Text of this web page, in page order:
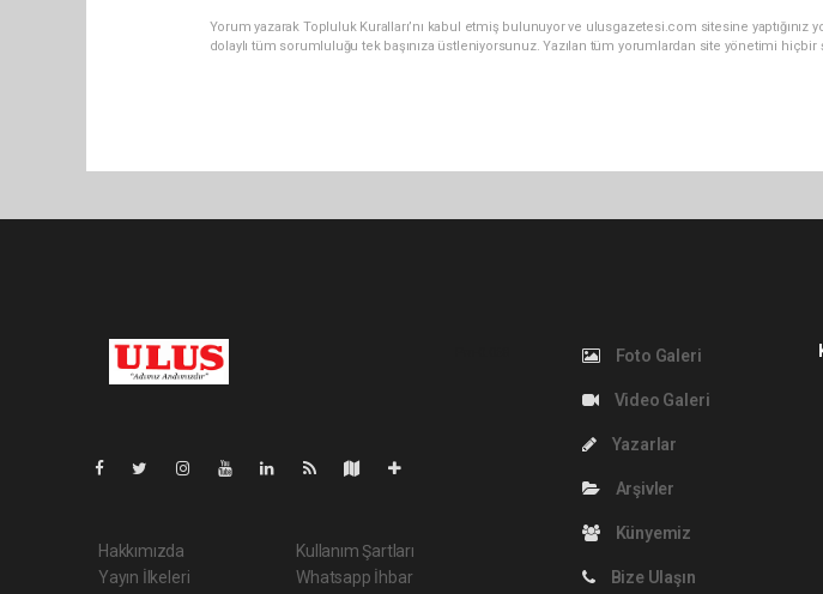
Yorum yazarak Topluluk Kuralları’nı kabul etmiş bulunuyor ve ulusgazetesi.com sitesine yaptığınız
dolaylı tüm sorumluluğu tek başınıza üstleniyorsunuz. Yazılan tüm yorumlardan site yönetimi
Hakkımızda
Yayın İlkeleri
Kullanım Şartları
Whatsapp İhbar
Foto Galeri
Video Galeri
Yazarlar
Arşivler
Künyemiz
Bize Ulaşın